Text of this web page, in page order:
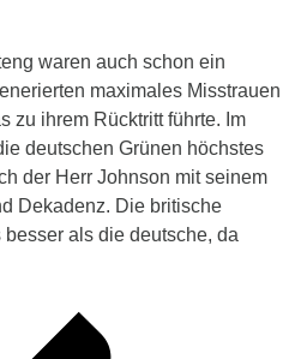
waren auch schon ein
maximales Misstrauen
zu ihrem Rücktritt führte. Im
deutschen Grünen höchstes
der Herr Johnson mit seinem
Dekadenz. Die britische
als die deutsche, da